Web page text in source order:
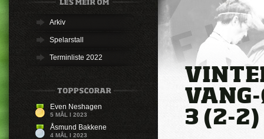
Arkiv
Spelarstall
Terminliste 2022
Even Neshagen
5 MÅL I 2023
Åsmund Bakkene
4 MÅL I 2023
3 (2-2)